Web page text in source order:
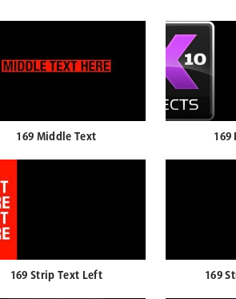
169 Middle Text 169
169 Strip Text Left 169